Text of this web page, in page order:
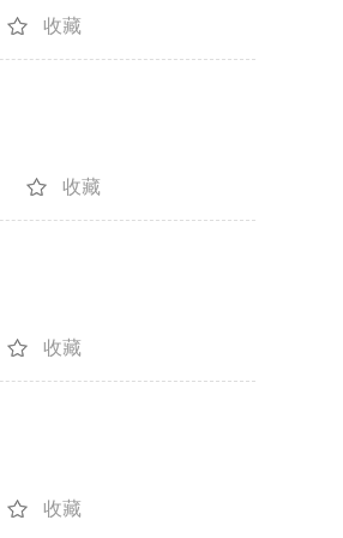
收藏
收藏
收藏
收藏